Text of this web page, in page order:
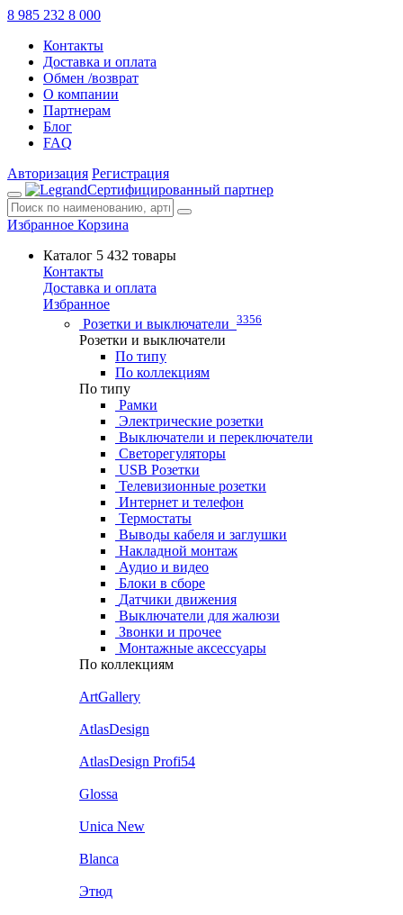
8 985 232 8 000
Контакты
Доставка и оплата
Обмен /возврат
О компании
Партнерам
Блог
FAQ
Авторизация Регистрация
Сертифицированный партнер
Избранное Корзина
Каталог 5 432 товары
Контакты
Доставка и оплата
Избранное
Розетки и выключатели 3356
Розетки и выключатели
По типу
По коллекциям
По типу
Рамки
Электрические розетки
Выключатели и переключатели
Светорегуляторы
USB Розетки
Телевизионные розетки
Интернет и телефон
Термостаты
Выводы кабеля и заглушки
Накладной монтаж
Аудио и видео
Блоки в сборе
Датчики движения
Выключатели для жалюзи
Звонки и прочее
Монтажные аксессуары
По коллекциям
ArtGallery
AtlasDesign
AtlasDesign Profi54
Glossa
Unica New
Blanca
Этюд